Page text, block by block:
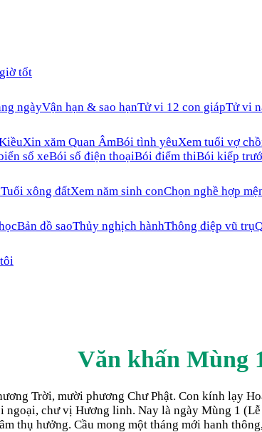
tốt
ngàyVận hạn & sao hạnTử vi 12 con giápTử vi
Xin xăm Quan ÂmBói tình yêuXem tuổi vợ
số xeBói số điện thoạiBói điểm thiBói kiếp
Tuổi xông đấtXem năm sinh conChọn nghề hợp
Bản đồ saoThủy nghịch hànhThông điệp vũ trụ
Văn khấn Mùng
Trời, mười phương Chư Phật. Con kính lạy
chư vị Hương linh. Nay là ngày Mùng 1
thụ hưởng. Cầu mong một tháng mới hanh